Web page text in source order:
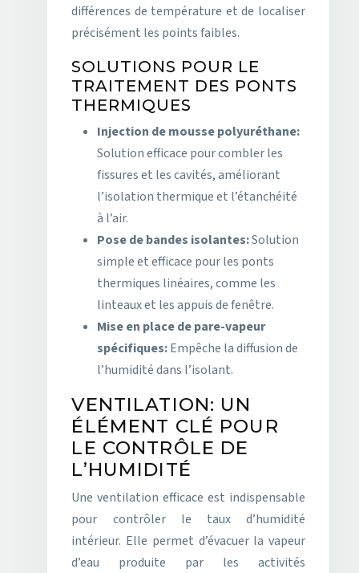
différences de température et de localiser
précisément les points faibles.
SOLUTIONS POUR LE
TRAITEMENT DES PONTS
THERMIQUES
Injection de mousse polyuréthane:
Solution efficace pour combler les
fissures et les cavités, améliorant
l’isolation thermique et l’étanchéité
à l’air.
Pose de bandes isolantes:Solution
simple et efficace pour les ponts
thermiques linéaires, comme les
linteaux et les appuis de fenêtre.
Mise en place de pare-vapeur
spécifiques:Empêche la diffusion de
l’humidité dans l’isolant.
VENTILATION: UN
ÉLÉMENT CLÉ POUR
LE CONTRÔLE DE
L’HUMIDITÉ
Une ventilation efficace est indispensable
pour contrôler le taux d’humidité
intérieur. Elle permet d’évacuer la vapeur
d’eau produite par les activités